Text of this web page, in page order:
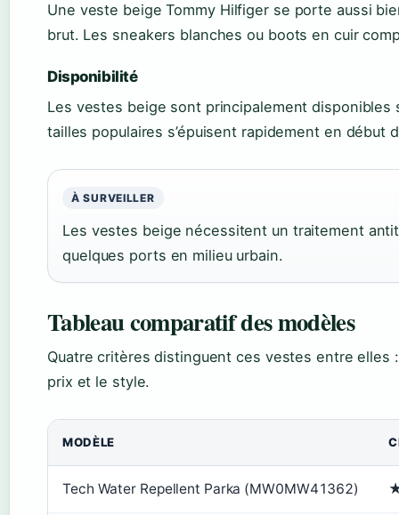
Une veste beige Tommy Hilfiger se porte aussi
brut. Les sneakers blanches ou boots en cuir
Disponibilité
Les vestes beige sont principalement disponibles
tailles populaires s’épuisent rapidement en début
À SURVEILLER
Les vestes beige nécessitent un traitement
quelques ports en milieu urbain.
Tableau comparatif des modèles
Quatre critères distinguent ces vestes entre elles
prix et le style.
MODÈLE
Tech Water Repellent Parka (MW0MW41362)